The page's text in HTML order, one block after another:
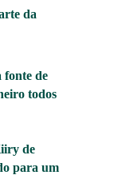
da
fonte de
todos
de
para um